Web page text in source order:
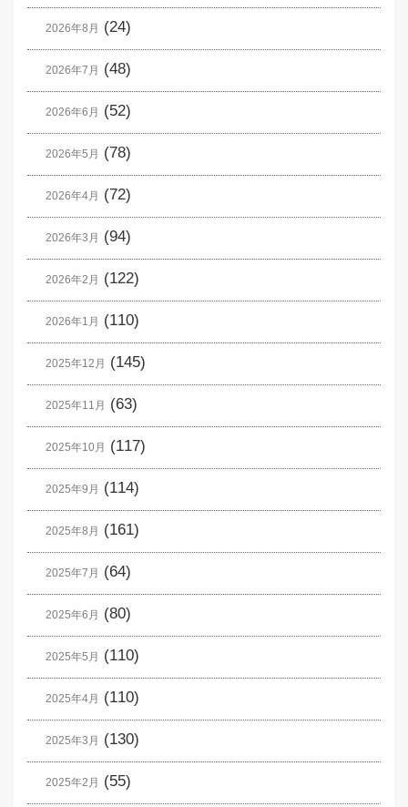
2026年8月 (24)
2026年7月 (48)
2026年6月 (52)
2026年5月 (78)
2026年4月 (72)
2026年3月 (94)
2026年2月 (122)
2026年1月 (110)
2025年12月 (145)
2025年11月 (63)
2025年10月 (117)
2025年9月 (114)
2025年8月 (161)
2025年7月 (64)
2025年6月 (80)
2025年5月 (110)
2025年4月 (110)
2025年3月 (130)
2025年2月 (55)